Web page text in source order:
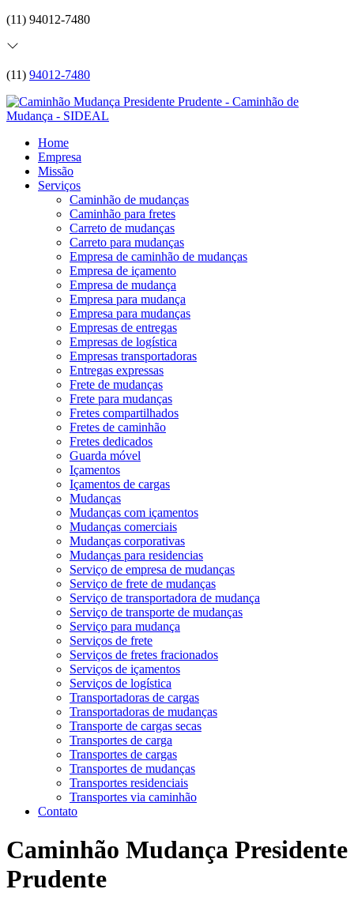
(11) 94012-7480
(11) 94012-7480
Home
Empresa
Missão
Serviços
Caminhão de mudanças
Caminhão para fretes
Carreto de mudanças
Carreto para mudanças
Empresa de caminhão de mudanças
Empresa de içamento
Empresa de mudança
Empresa para mudança
Empresa para mudanças
Empresas de entregas
Empresas de logística
Empresas transportadoras
Entregas expressas
Frete de mudanças
Frete para mudanças
Fretes compartilhados
Fretes de caminhão
Fretes dedicados
Guarda móvel
Içamentos
Içamentos de cargas
Mudanças
Mudanças com içamentos
Mudanças comerciais
Mudanças corporativas
Mudanças para residencias
Serviço de empresa de mudanças
Serviço de frete de mudanças
Serviço de transportadora de mudança
Serviço de transporte de mudanças
Serviço para mudança
Serviços de frete
Serviços de fretes fracionados
Serviços de içamentos
Serviços de logística
Transportadoras de cargas
Transportadoras de mudanças
Transporte de cargas secas
Transportes de carga
Transportes de cargas
Transportes de mudanças
Transportes residenciais
Transportes via caminhão
Contato
Caminhão Mudança Presidente
Prudente